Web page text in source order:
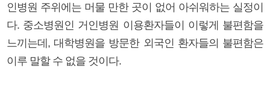
인병원 주위에는 머물 만한 곳이 없어 아쉬워하는 실정이
다. 중소병원인 거인병원 이용환자들이 이렇게 불편함을
느끼는데, 대학병원을 방문한 외국인 환자들의 불편함은
이루 말할 수 없을 것이다.